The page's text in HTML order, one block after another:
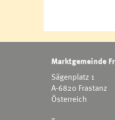
Marktgemeinde
Sägenplatz 1
A-6820 Frastanz
Österreich